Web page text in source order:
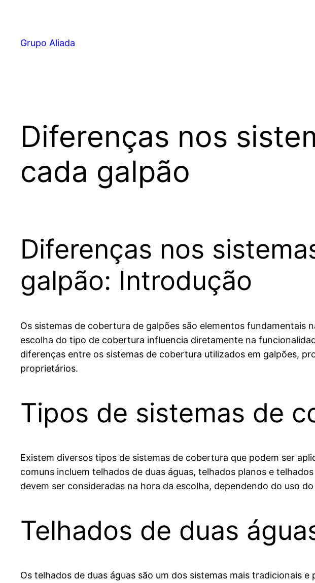
Grupo Aliada
Diferenças nos
cada galpão
Diferenças nos
galpão: Introdução
Os sistemas de cobertura de galpões são elementos fundamentais
escolha do tipo de cobertura influencia diretamente na
diferenças entre os sistemas de cobertura utilizados em galpões,
proprietários.
Tipos de sistemas de
Existem diversos tipos de sistemas de cobertura que podem ser
comuns incluem telhados de duas águas, telhados planos e
devem ser consideradas na hora da escolha, dependendo do uso
Telhados de duas
Os telhados de duas águas são um dos sistemas mais tradicionais